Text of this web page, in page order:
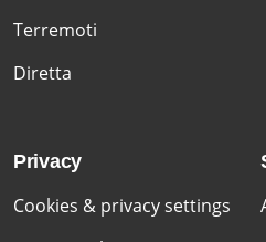
Terremoti
Diretta
Privacy
Cookies & privacy settings